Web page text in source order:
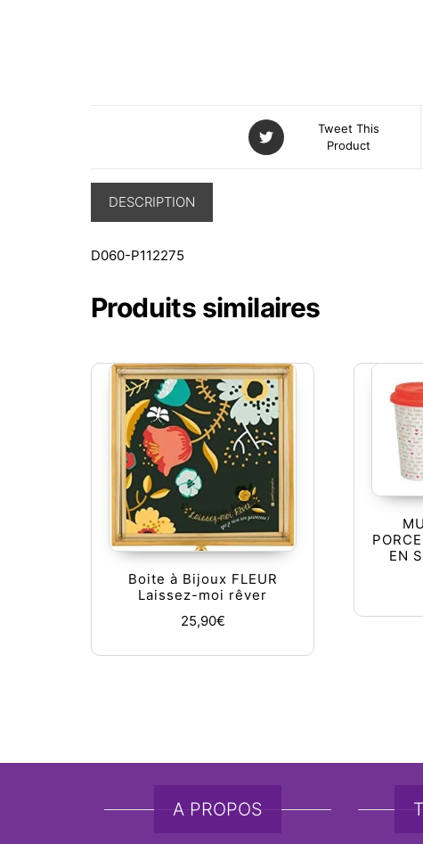
Tweet This
Product
DESCRIPTION
D060-P112275
Produits similaires
Boite à Bijoux FLEUR
Laissez-moi rêver
25,90€
EN
A PROPOS